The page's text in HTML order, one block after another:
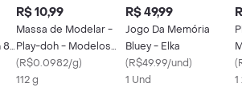
8
R$ 10,99
Massa de Modelar -
Play-doh - Modelos
Sortidos - Pote -
Hasbro
(R$0.0982/g)
112 g
R$ 49,99
Jogo Da Memória
Bluey - Elka
(R$49.99/und)
1 Und
(
1